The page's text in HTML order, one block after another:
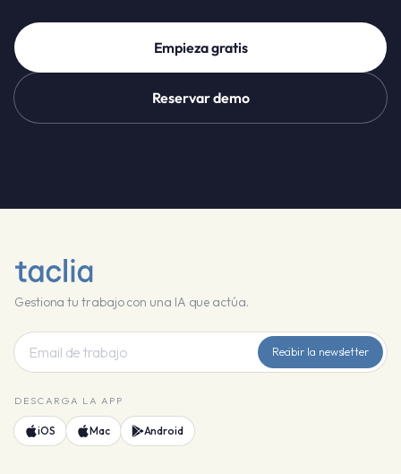
Empieza gratis
Reservar demo
Gestiona tu trabajo con una IA que actúa.
Recibir la newsletter
DESCARGA LA APP
iOS Mac Android